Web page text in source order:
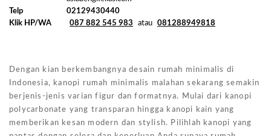
Telp
02129430440
Klik HP/WA
087 882 545 983 atau 081288949818
Dengan kian berkembangnya desain rumah minimalis di
Indonesia, kanopi rumah minimalis malahan sekarang semakin
berjenis-jenis varian figur dan formatnya. Mulai dari kanopi
polycarbonate yang transparan hingga kanopi kain yang
memberikan kesan modern dan stylish. Pilihlah kanopi yang